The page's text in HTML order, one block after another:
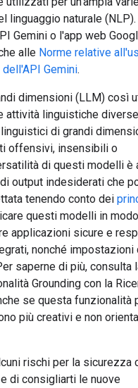
linguaggio naturale
Gemini o l'app web
alle Norme relative
Gemini.
dimensioni (LLM) così
attività linguistiche
di grandi
offensivi, insensibili o
di questi modelli è
output indesiderati che
tenendo conto dei
questi modelli in modo
applicazioni sicure e
nonché impostazioni
saperne di più, consulta
Grounding con la
se questa funzionalità
più creativi e non
rischi per la sicurezza
di consigliarti le nuove